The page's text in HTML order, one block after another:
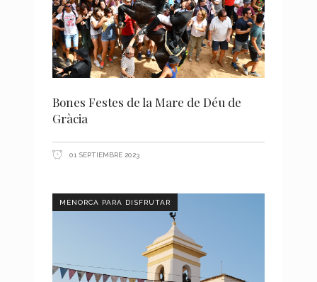
Bones Festes de la Mare de Déu de
Gràcia
01 SEPTIEMBRE 2023
MENORCA PARA DISFRUTAR